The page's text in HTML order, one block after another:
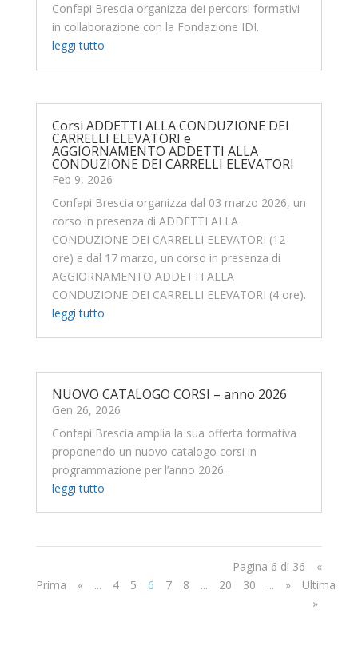
Confapi Brescia organizza dei percorsi formativi
in collaborazione con la Fondazione IDI.
leggi tutto
Corsi ADDETTI ALLA CONDUZIONE DEI
CARRELLI ELEVATORI e
AGGIORNAMENTO ADDETTI ALLA
CONDUZIONE DEI CARRELLI ELEVATORI
Feb 9, 2026
Confapi Brescia organizza dal 03 marzo 2026, un
corso in presenza di ADDETTI ALLA
CONDUZIONE DEI CARRELLI ELEVATORI (12
ore) e dal 17 marzo, un corso in presenza di
AGGIORNAMENTO ADDETTI ALLA
CONDUZIONE DEI CARRELLI ELEVATORI (4 ore).
leggi tutto
NUOVO CATALOGO CORSI – anno 2026
Gen 26, 2026
Confapi Brescia amplia la sua offerta formativa
proponendo un nuovo catalogo corsi in
programmazione per l’anno 2026.
leggi tutto
Pagina 6 di 36
«
Prima
« ... 4 5 6 7 8 ... 20 30 ... »
Ultima
»